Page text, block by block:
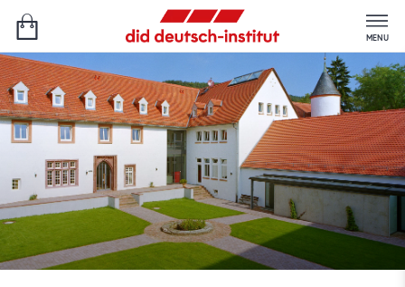
MENU